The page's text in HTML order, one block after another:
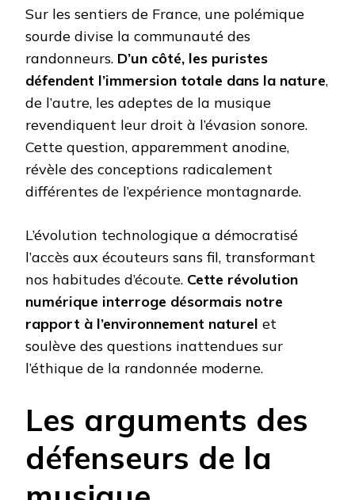
Sur les sentiers de France, une polémique
sourde divise la communauté des
randonneurs. D’un côté, les puristes
défendent l’immersion totale dans la nature,
de l’autre, les adeptes de la musique
revendiquent leur droit à l’évasion sonore.
Cette question, apparemment anodine,
révèle des conceptions radicalement
différentes de l’expérience montagnarde.
L’évolution technologique a démocratisé
l’accès aux écouteurs sans fil, transformant
nos habitudes d’écoute. Cette révolution
numérique interroge désormais notre
rapport à l’environnement naturel et
soulève des questions inattendues sur
l’éthique de la randonnée moderne.
Les arguments des
défenseurs de la